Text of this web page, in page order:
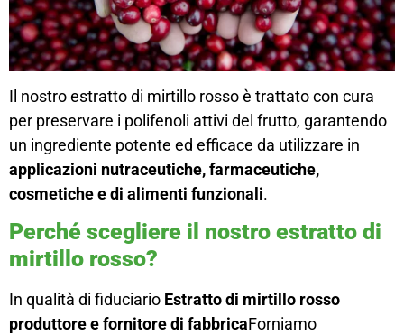
Il nostro estratto di mirtillo rosso è trattato con cura
per preservare i polifenoli attivi del frutto, garantendo
un ingrediente potente ed efficace da utilizzare in
applicazioni nutraceutiche, farmaceutiche,
cosmetiche e di alimenti funzionali.
Perché scegliere il nostro estratto di
mirtillo rosso?
In qualità di fiduciario Estratto di mirtillo rosso
produttore e fornitore di fabbricaForniamo